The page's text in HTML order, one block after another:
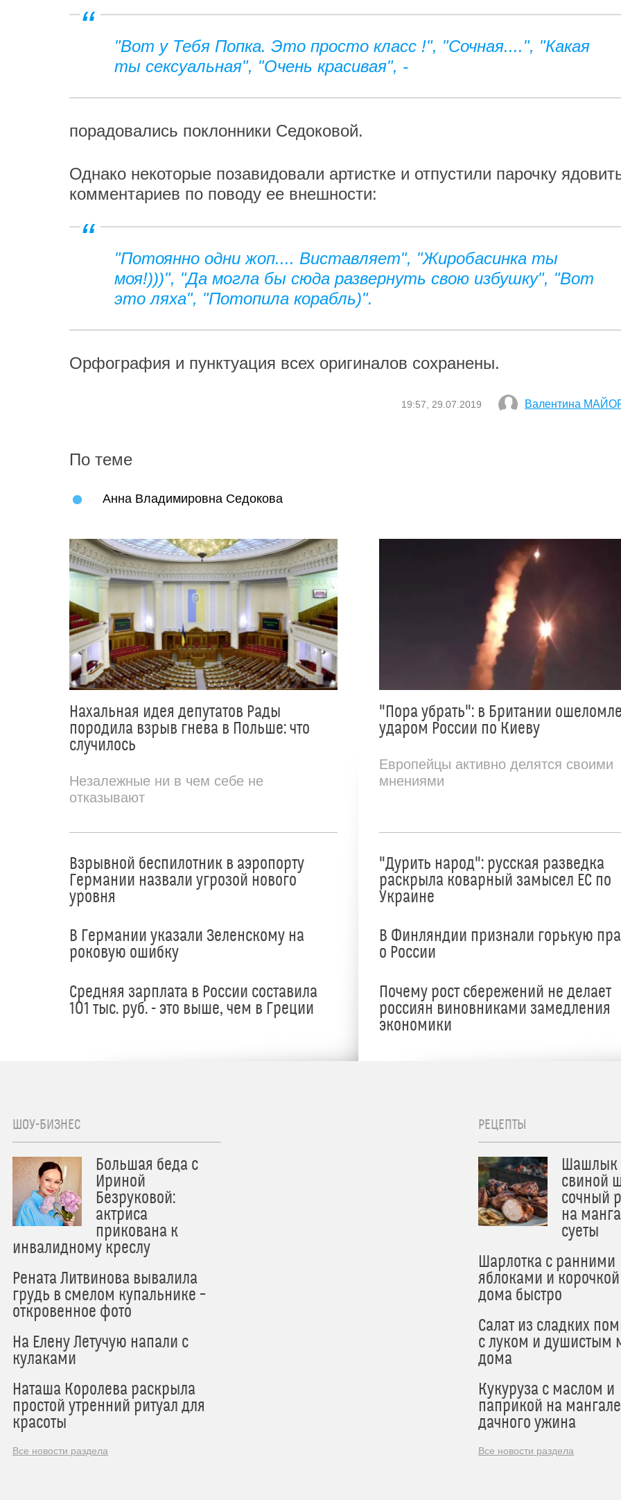
"Вот у Тебя Попка. Это просто класс !", "Сочная....", "Какая
ты сексуальная", "Очень красивая", -
порадовались поклонники Седоковой.
Однако некоторые позавидовали артистке и отпустили парочку
комментариев по поводу ее внешности:
"Потоянно одни жоп.... Виставляет", "Жиробасинка ты
моя!)))", "Да могла бы сюда развернуть свою избушку", "Вот
это ляха", "Потопила корабль)".
Орфография и пунктуация всех оригиналов сохранены.
19:57, 29.07.2019 Валентина
По теме
Анна Владимировна Седокова
Нахальная идея депутатов Рады
породила взрыв гнева в Польше: что
случилось
Незалежные ни в чем себе не
отказывают
Взрывной беспилотник в аэропорту
Германии назвали угрозой нового
уровня
В Германии указали Зеленскому на
роковую ошибку
Средняя зарплата в России составила
101 тыс. руб. - это выше, чем в Греции
"Пора убрать": в Британии
ударом России по Киеву
Европейцы активно делятся своими
мнениями
"Дурить народ": русская разведка
раскрыла коварный замысел ЕС по
Украине
В Финляндии признали горькую
о России
Почему рост сбережений не делает
россиян виновниками замедления
экономики
ШОУ-БИЗНЕС
Большая беда с
Ириной
Безруковой:
актриса
прикована к
инвалидному креслу
Рената Литвинова вывалила
грудь в смелом купальнике –
откровенное фото
На Елену Летучую напали с
кулаками
Наташа Королева раскрыла
простой утренний ритуал для
красоты
Все новости раздела
РЕЦЕПТЫ
Шашлык
свиной
сочный
на
суеты
Шарлотка с ранними
яблоками и
дома быстро
Салат из сладких
с луком и душистым
дома
Кукуруза с маслом и
паприкой на
дачного ужина
Все новости раздела